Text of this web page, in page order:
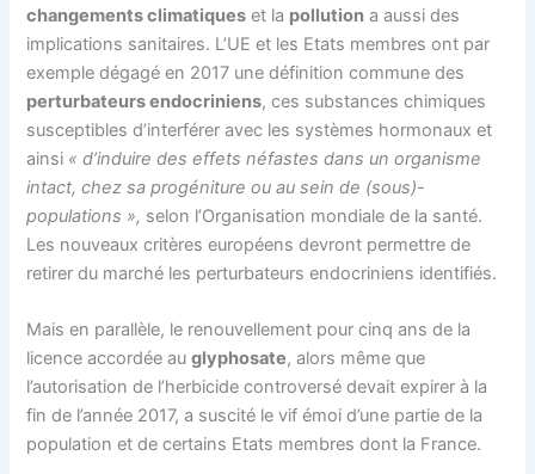
changements climatiques et la pollution a aussi des
implications sanitaires. L’UE et les Etats membres ont par
exemple dégagé en 2017 une définition commune des
perturbateurs endocriniens, ces substances chimiques
susceptibles d’interférer avec les systèmes hormonaux et
ainsi « d’induire des effets néfastes dans un organisme
intact, chez sa progéniture ou au sein de (sous)-
populations », selon l’Organisation mondiale de la santé.
Les nouveaux critères européens devront permettre de
retirer du marché les perturbateurs endocriniens identifiés.
Mais en parallèle, le renouvellement pour cinq ans de la
licence accordée auglyphosate, alors même que
l’autorisation de l’herbicide controversé devait expirer à la
fin de l’année 2017, a suscité le vif émoi d’une partie de la
population et de certains Etats membres dont la France.